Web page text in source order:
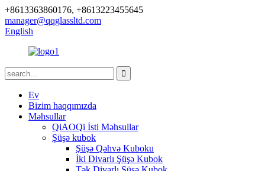
+8613363860176, +8613223455645
manager@qqglassltd.com
English
Ev
Bizim haqqımızda
Məhsullar
QiAOQi İsti Məhsullar
Şüşə kubok
Şüşə Qəhvə Kuboku
İki Divarlı Şüşə Kubok